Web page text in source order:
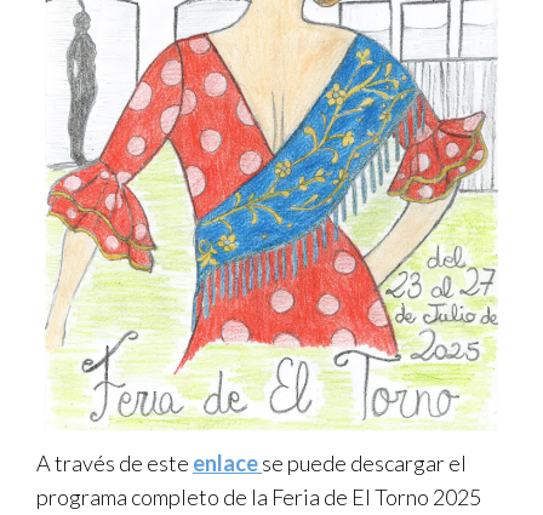
A través de este enlacese puede descargar el
programa completo de la Feria de El Torno 2025